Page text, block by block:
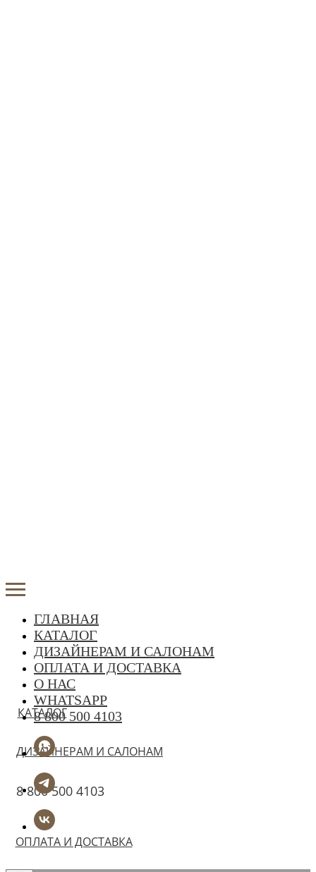
КАТАЛОГ
ДИЗАЙНЕРАМ И САЛОНАМ
8 800 500 4103
ОПЛАТА И ДОСТАВКА
ГЛАВНАЯ
КАТАЛОГ
ДИЗАЙНЕРАМ И САЛОНАМ
ОПЛАТА И ДОСТАВКА
О НАС
WHATSAPP
8 800 500 4103